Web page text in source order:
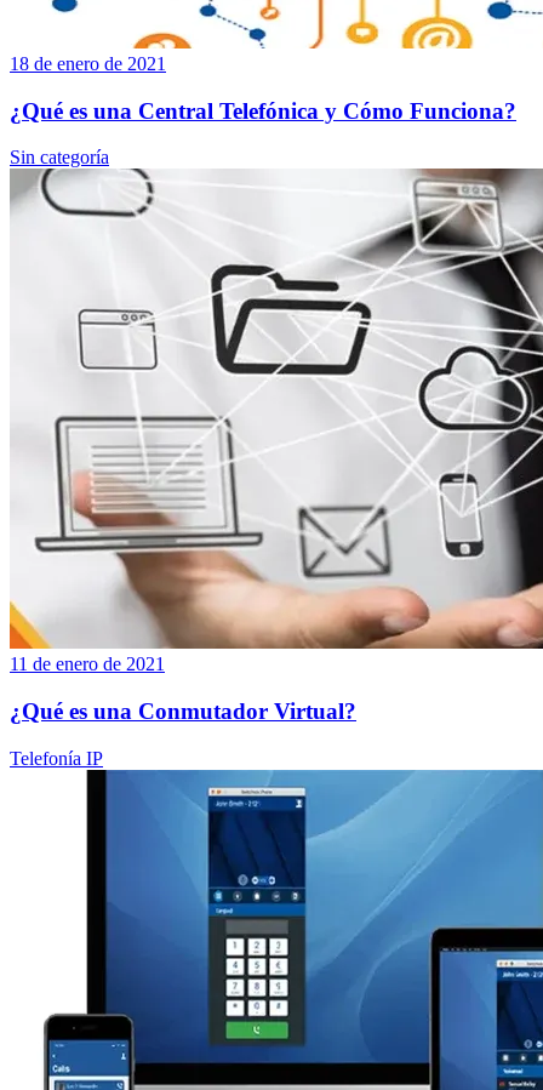
18 de enero de 2021
¿Qué es una Central Telefónica y Cómo Funciona?
Sin categoría
11 de enero de 2021
¿Qué es una Conmutador Virtual?
Telefonía IP